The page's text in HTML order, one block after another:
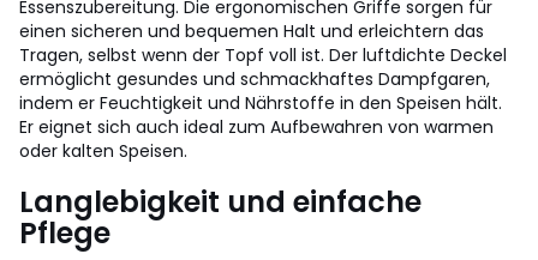
Essenszubereitung. Die ergonomischen Griffe sorgen für
einen sicheren und bequemen Halt und erleichtern das
Tragen, selbst wenn der Topf voll ist. Der luftdichte Deckel
ermöglicht gesundes und schmackhaftes Dampfgaren,
indem er Feuchtigkeit und Nährstoffe in den Speisen hält.
Er eignet sich auch ideal zum Aufbewahren von warmen
oder kalten Speisen.
Langlebigkeit und einfache
Pflege